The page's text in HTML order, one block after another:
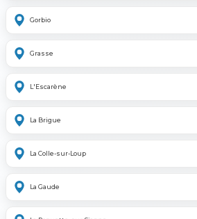
Gorbio
Grasse
L'Escarène
La Brigue
La Colle-sur-Loup
La Gaude